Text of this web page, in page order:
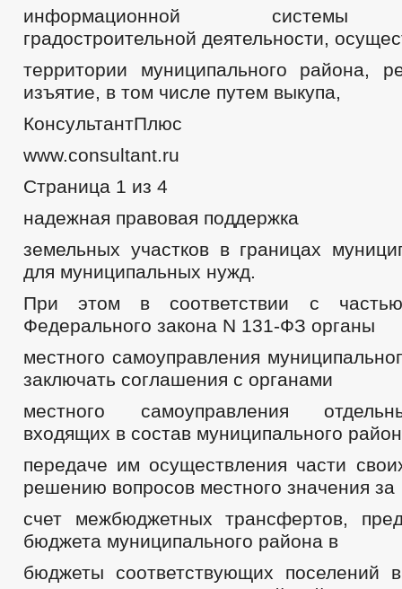
информационной системы
градостроительной деятельности,
территории муниципального района,
изъятие, в том числе путем выкупа,
КонсультантПлюс
www.consultant.ru
Страница 1 из 4
надежная правовая поддержка
земельных участков в границах
для муниципальных нужд.
При этом в соответствии с
Федерального закона N 131-ФЗ органы
местного самоуправления
заключать соглашения с органами
местного самоуправления
входящих в состав муниципального
передаче им осуществления части
решению вопросов местного значения за
счет межбюджетных трансфертов,
бюджета муниципального района в
бюджеты соответствующих поселений